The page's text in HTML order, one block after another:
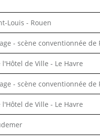
Louis - Rouen
- scène conventionnée de
de Ville - Le Havre
- scène conventionnée de
de Ville - Le Havre